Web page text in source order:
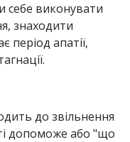
себе виконувати
знаходити
період апатії,
до звільнення
допоможе або "що